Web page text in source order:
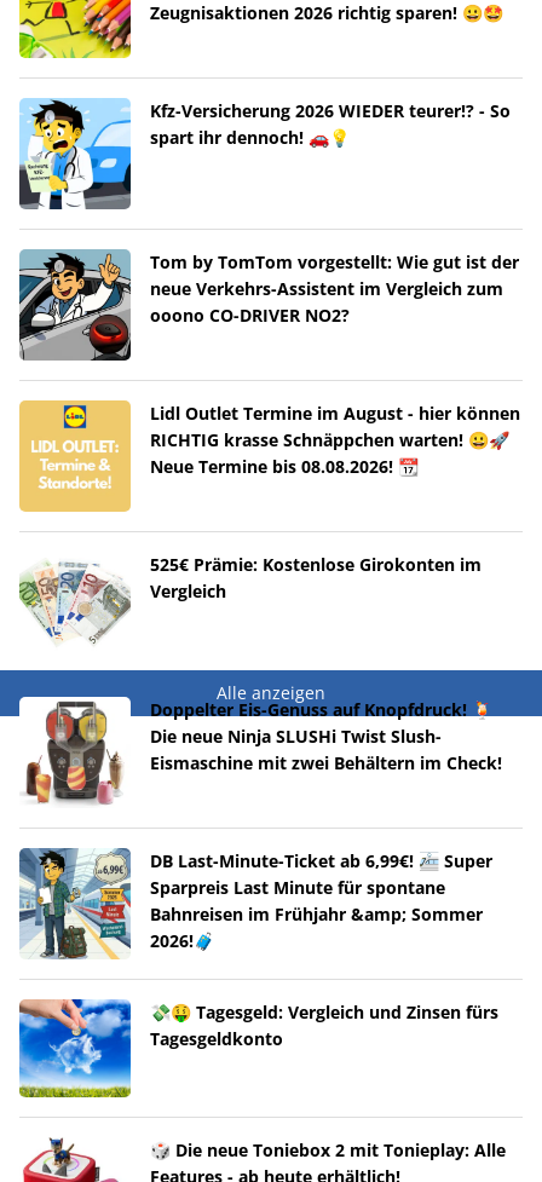
Zeugnisaktionen 2026 richtig sparen! 😀🤩
Kfz-Versicherung 2026 WIEDER teurer!? - So
spart ihr dennoch! 🚗💡
Tom by TomTom vorgestellt: Wie gut ist der
neue Verkehrs-Assistent im Vergleich zum
ooono CO-DRIVER NO2?
Lidl Outlet Termine im August - hier können
RICHTIG krasse Schnäppchen warten! 😀🚀
Neue Termine bis 08.08.2026! 📆
525€ Prämie: Kostenlose Girokonten im
Vergleich
Alle anzeigen
Doppelter Eis-Genuss auf Knopfdruck! 🍹
Die neue Ninja SLUSHi Twist Slush-
Eismaschine mit zwei Behältern im Check!
DB Last-Minute-Ticket ab 6,99€! 🚈 Super
Sparpreis Last Minute für spontane
Bahnreisen im Frühjahr &amp; Sommer
2026!🧳
💸🤑 Tagesgeld: Vergleich und Zinsen fürs
Tagesgeldkonto
🎲 Die neue Toniebox 2 mit Tonieplay: Alle
Features - ab heute erhältlich!